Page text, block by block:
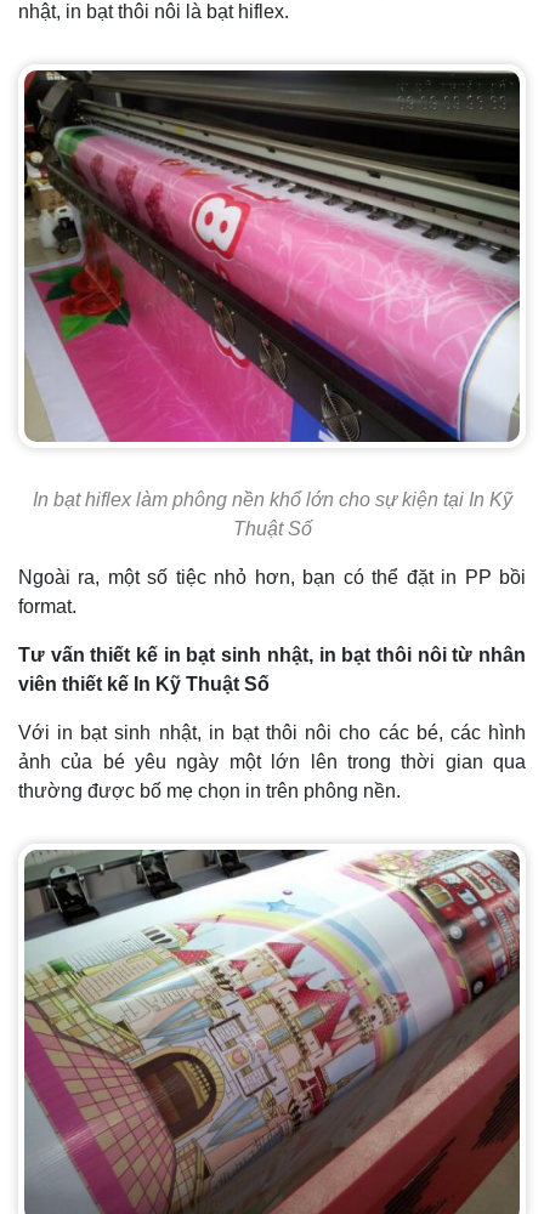
nhật, in bạt thôi nôi là bạt hiflex.
In bạt hiflex làm phông nền khổ lớn cho sự kiện tại In Kỹ
Thuật Số
Ngoài ra, một số tiệc nhỏ hơn, bạn có thể đặt in PP bồi
format.
Tư vấn thiết kế in bạt sinh nhật, in bạt thôi nôi từ nhân
viên thiết kế In Kỹ Thuật Số
Với in bạt sinh nhật, in bạt thôi nôi cho các bé, các hình
ảnh của bé yêu ngày một lớn lên trong thời gian qua
thường được bố mẹ chọn in trên phông nền.